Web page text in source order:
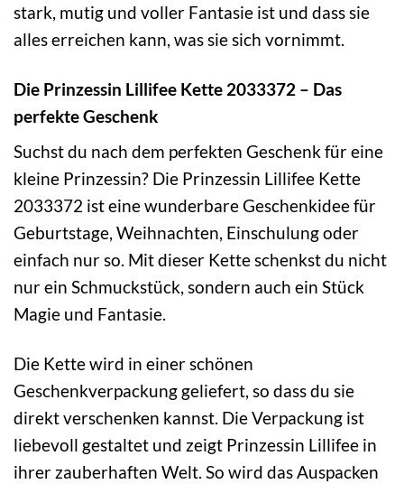
stark, mutig und voller Fantasie ist und dass sie
alles erreichen kann, was sie sich vornimmt.
Die Prinzessin Lillifee Kette 2033372 – Das
perfekte Geschenk
Suchst du nach dem perfekten Geschenk für eine
kleine Prinzessin? Die Prinzessin Lillifee Kette
2033372 ist eine wunderbare Geschenkidee für
Geburtstage, Weihnachten, Einschulung oder
einfach nur so. Mit dieser Kette schenkst du nicht
nur ein Schmuckstück, sondern auch ein Stück
Magie und Fantasie.
Die Kette wird in einer schönen
Geschenkverpackung geliefert, so dass du sie
direkt verschenken kannst. Die Verpackung ist
liebevoll gestaltet und zeigt Prinzessin Lillifee in
ihrer zauberhaften Welt. So wird das Auspacken